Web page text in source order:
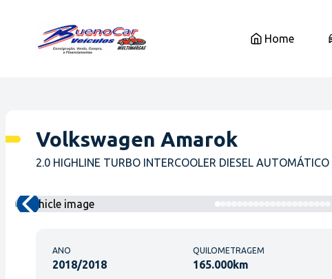
Home
Volkswagen Amarok
2.0 HIGHLINE TURBO INTERCOOLER DIESEL AUTOMÁTICO
ANO
2018/2018
QUILOMETRAGEM
165.000km